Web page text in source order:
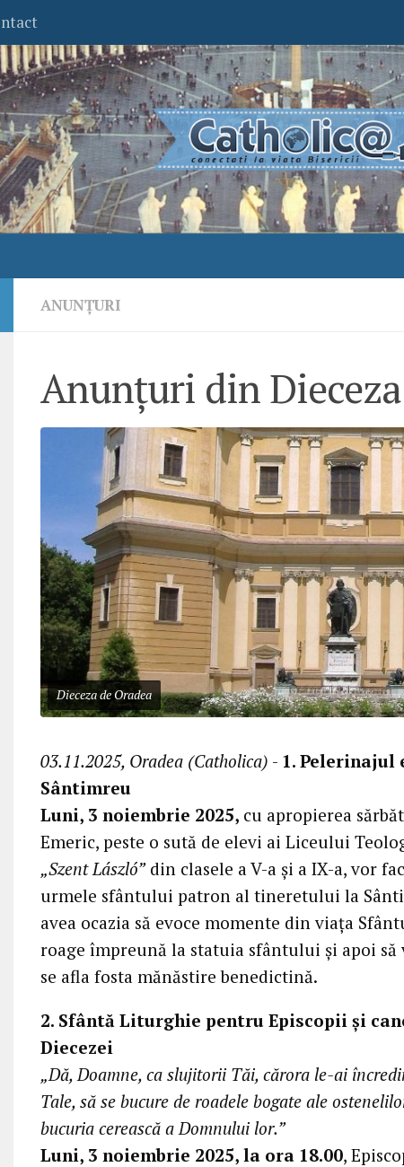
ANUNŢURI
Anunțuri din
Dieceza de Oradea
03.11.2025, Oradea (Catholica) - 1. Pelerinajul
Sântimreu
Luni, 3 noiembrie 2025, cu apropierea
Emeric, peste o sută de elevi ai Liceului
„Szent László”din clasele a V-a și a IX-a, vor
urmele sfântului patron al tineretului la
avea ocazia să evoce momente din viața
roage împreună la statuia sfântului și apoi să
se afla fosta mănăstire benedictină.
2. Sfântă Liturghie pentru Episcopii și
Diecezei
„Dă, Doamne, ca slujitorii Tăi, cărora le-ai
Tale, să se bucure de roadele bogate ale
bucuria cerească a Domnului lor.”
Luni, 3 noiembrie 2025, la ora 18.00,